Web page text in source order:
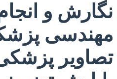
نگارش و
مهندسی
تصاویر